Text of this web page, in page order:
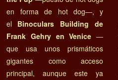
en forma de hot dog—, y
el Binoculars Building de
Frank Gehry en Venice —
que usa unos prismáticos
gigantes como acceso
principal, aunque este ya